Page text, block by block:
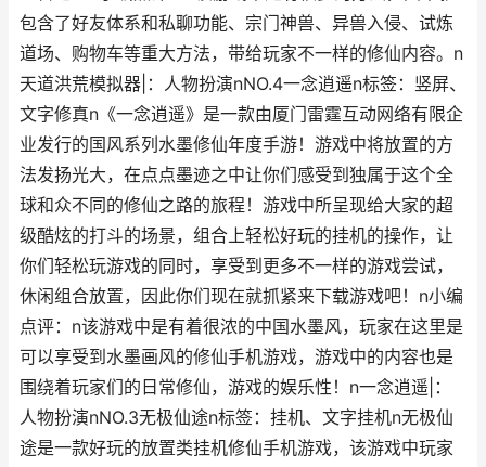
包含了好友体系和私聊功能、宗门神兽、异兽入侵、试炼
道场、购物车等重大方法，带给玩家不一样的修仙内容。n
天道洪荒模拟器|：人物扮演nNO.4一念逍遥n标签：竖屏、
文字修真n《一念逍遥》是一款由厦门雷霆互动网络有限企
业发行的国风系列水墨修仙年度手游！游戏中将放置的方
法发扬光大，在点点墨迹之中让你们感受到独属于这个全
球和众不同的修仙之路的旅程！游戏中所呈现给大家的超
级酷炫的打斗的场景，组合上轻松好玩的挂机的操作，让
你们轻松玩游戏的同时，享受到更多不一样的游戏尝试，
休闲组合放置，因此你们现在就抓紧来下载游戏吧！n小编
点评：n该游戏中是有着很浓的中国水墨风，玩家在这里是
可以享受到水墨画风的修仙手机游戏，游戏中的内容也是
围绕着玩家们的日常修仙，游戏的娱乐性！n一念逍遥|：
人物扮演nNO.3无极仙途n标签：挂机、文字挂机n无极仙
途是一款好玩的放置类挂机修仙手机游戏，该游戏中玩家